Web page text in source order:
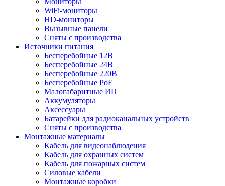
WiFi-мониторы
HD-мониторы
Вызывные панели
Сняты с производства
Источники питания
Бесперебойные 12В
Бесперебойные 24В
Бесперебойные 220В
Бесперебойные PoE
Малогабаритные ИП
Аккумуляторы
Аксессуары
Батарейки для радиоканальных устройств
Сняты с производства
Монтажные материалы
Кабель для видеонаблюдения
Кабель для охранных систем
Кабель для пожарных систем
Силовые кабели
Монтажные коробки